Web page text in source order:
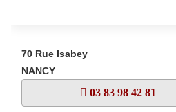
70 Rue Isabey
NANCY
03 83 98 42 81